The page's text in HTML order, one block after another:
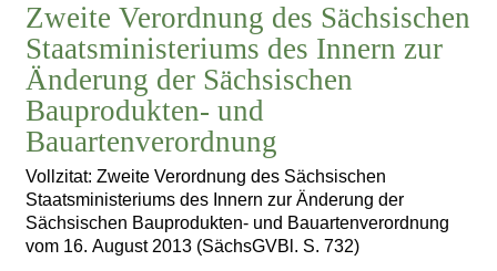
Zweite Verordnung des Sächsischen
Staatsministeriums des Innern zur
Änderung der Sächsischen
Bauprodukten- und
Bauartenverordnung
Vollzitat: Zweite Verordnung des Sächsischen
Staatsministeriums des Innern zur Änderung der
Sächsischen Bauprodukten- und Bauartenverordnung
vom 16. August 2013 (SächsGVBl. S. 732)